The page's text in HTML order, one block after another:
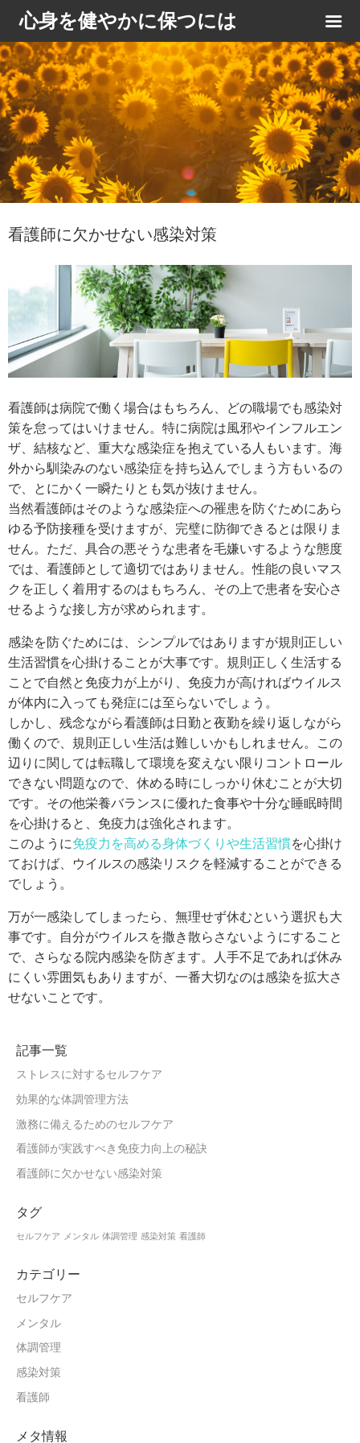
心身を健やかに保つには
看護師に欠かせない感染対策
看護師は病院で働く場合はもちろん、どの職場でも感染対
策を怠ってはいけません。特に病院は風邪やインフルエン
ザ、結核など、重大な感染症を抱えている人もいます。海
外から馴染みのない感染症を持ち込んでしまう方もいるの
で、とにかく一瞬たりとも気が抜けません。
当然看護師はそのような感染症への罹患を防ぐためにあら
ゆる予防接種を受けますが、完璧に防御できるとは限りま
せん。ただ、具合の悪そうな患者を毛嫌いするような態度
では、看護師として適切ではありません。性能の良いマス
クを正しく着用するのはもちろん、その上で患者を安心さ
せるような接し方が求められます。
感染を防ぐためには、シンプルではありますが規則正しい
生活習慣を心掛けることが大事です。規則正しく生活する
ことで自然と免疫力が上がり、免疫力が高ければウイルス
が体内に入っても発症には至らないでしょう。
しかし、残念ながら看護師は日勤と夜勤を繰り返しながら
働くので、規則正しい生活は難しいかもしれません。この
辺りに関しては転職して環境を変えない限りコントロール
できない問題なので、休める時にしっかり休むことが大切
です。その他栄養バランスに優れた食事や十分な睡眠時間
を心掛けると、免疫力は強化されます。
このように免疫力を高める身体づくりや生活習慣を心掛け
ておけば、ウイルスの感染リスクを軽減することができる
でしょう。
万が一感染してしまったら、無理せず休むという選択も大
事です。自分がウイルスを撒き散らさないようにすること
で、さらなる院内感染を防ぎます。人手不足であれば休み
にくい雰囲気もありますが、一番大切なのは感染を拡大さ
せないことです。
記事一覧
ストレスに対するセルフケア
効果的な体調管理方法
激務に備えるためのセルフケア
看護師が実践すべき免疫力向上の秘訣
看護師に欠かせない感染対策
タグ
セルフケア メンタル 体調管理 感染対策 看護師
カテゴリー
セルフケア
メンタル
体調管理
感染対策
看護師
メタ情報